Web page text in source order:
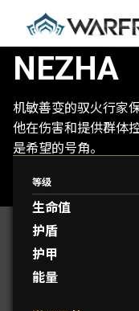
NEZHA
机敏善变的驭火行家
他在伤害和提供群体
是希望的号角。
等级
生命值
护盾
护甲
能量